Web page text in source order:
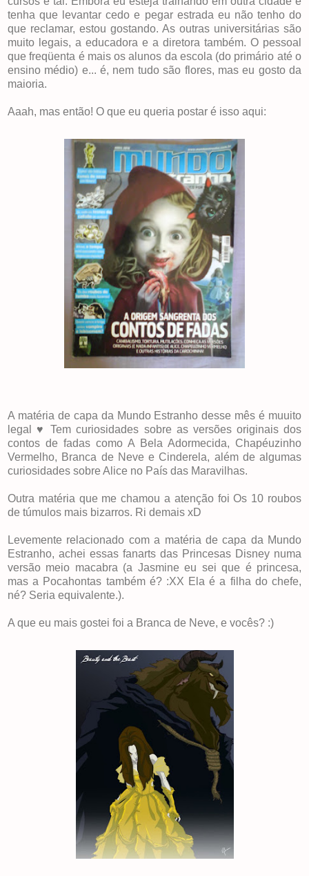
tenha que levantar cedo e pegar estrada eu não tenho do
que reclamar, estou gostando. As outras universitárias são
muito legais, a educadora e a diretora também. O pessoal
que freqüenta é mais os alunos da escola (do primário até o
ensino médio) e... é, nem tudo são flores, mas eu gosto da
maioria.
Aaah, mas então! O que eu queria postar é isso aqui:
A matéria de capa da Mundo Estranho desse mês é muuito
legal ♥ Tem curiosidades sobre as versões originais dos
contos de fadas como A Bela Adormecida, Chapéuzinho
Vermelho, Branca de Neve e Cinderela, além de algumas
curiosidades sobre Alice no País das Maravilhas.
Outra matéria que me chamou a atenção foi Os 10 roubos
de túmulos mais bizarros. Ri demais xD
Levemente relacionado com a matéria de capa da Mundo
Estranho, achei essas fanarts das Princesas Disney numa
versão meio macabra (a Jasmine eu sei que é princesa,
mas a Pocahontas também é? :XX Ela é a filha do chefe,
né? Seria equivalente.).
A que eu mais gostei foi a Branca de Neve, e vocês? :)